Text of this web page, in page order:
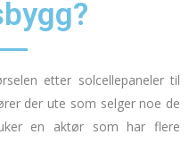
etter solcellepaneler til
der ute som selger noe de
en aktør som har flere